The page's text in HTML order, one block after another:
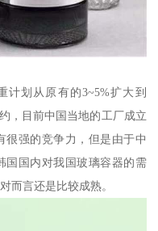
计划从原有的3~5%扩大到
，目前中国当地的工厂成立
很强的竞争力，但是由于中
国国内对我国玻璃容器的需
而言还是比较成熟。